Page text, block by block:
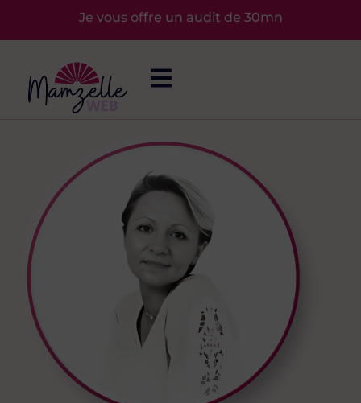
Je vous offre un audit de 30mn